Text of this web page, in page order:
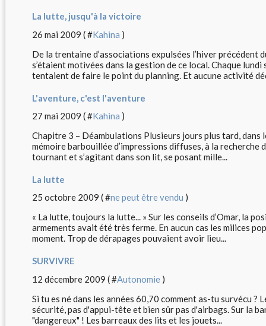
La lutte, jusqu'à la victoire
26 mai 2009 ( #Kahina )
De la trentaine d’associations expulsées l’hiver précédent
s’étaient motivées dans la gestion de ce local. Chaque
tentaient de faire le point du planning. Et aucune activité
L'aventure, c'est l'aventure
27 mai 2009 ( #Kahina )
Chapitre 3 – Déambulations Plusieurs jours plus tard, dans
mémoire barbouillée d’impressions diffuses, à la recherche
tournant et s’agitant dans son lit, se posant mille...
La lutte
25 octobre 2009 ( #ne peut être vendu )
« La lutte, toujours la lutte... » Sur les conseils d’Omar, la
armements avait été très ferme. En aucun cas les milices
moment. Trop de dérapages pouvaient avoir lieu...
SURVIVRE
12 décembre 2009 ( #Autonomie )
Si tu es né dans les années 60,70 comment as-tu survécu ?
sécurité, pas d'appui-tête et bien sûr pas d'airbags. Sur la
"dangereux" ! Les barreaux des lits et les jouets...